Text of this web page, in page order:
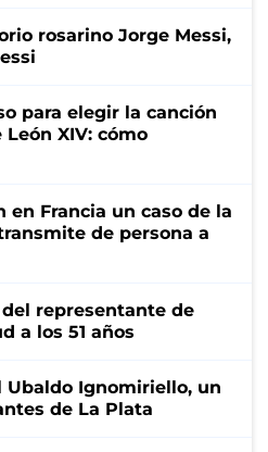
rosarino Jorge Messi,
para elegir la canción
XIV: cómo
en Francia un caso de la
de persona a
representante de
a los 51 años
Ubaldo Ignomiriello, un
de La Plata